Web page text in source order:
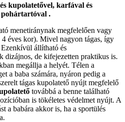
kupolatetővel, karfával és
pohártartóval .
menetiránynak megfelelően vagy
éves kor). Mivel nagyon tágas, így
Ezenkívül állítható és
dizájnos, de kifejezetten praktikus is.
megállja a helyét. Télen a
a baba számára, nyáron pedig a
tágas kupolatető nyújt megfelelő
továbbá a benne található
is tökéletes védelmet nyújt. A
a babára akkor is, ha a sportülés